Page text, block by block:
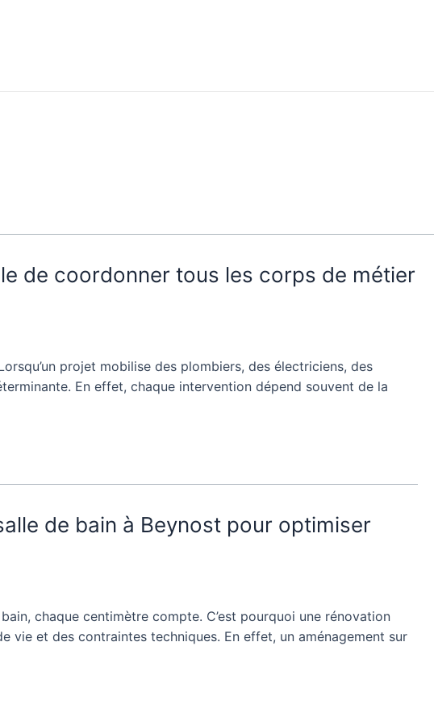
de coordonner tous les corps de métier
projet mobilise des plombiers, des électriciens, des
En effet, chaque intervention dépend souvent de la
de bain à Beynost pour optimiser
chaque centimètre compte. C’est pourquoi une rénovation
vie et des contraintes techniques. En effet, un aménagement sur